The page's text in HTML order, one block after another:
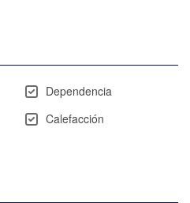
Dependencia
Calefacción